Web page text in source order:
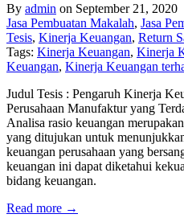
By admin on September 21, 2020
Jasa Pembuatan Makalah, Jasa
Tesis, Kinerja Keuangan, Return
Tags: Kinerja Keuangan, Kinerja
Keuangan, Kinerja Keuangan
Judul Tesis : Pengaruh Kinerja
Perusahaan Manufaktur yang
Analisa rasio keuangan
yang ditujukan untuk
keuangan perusahaan yang
keuangan ini dapat diketahui
bidang keuangan.
Read more →